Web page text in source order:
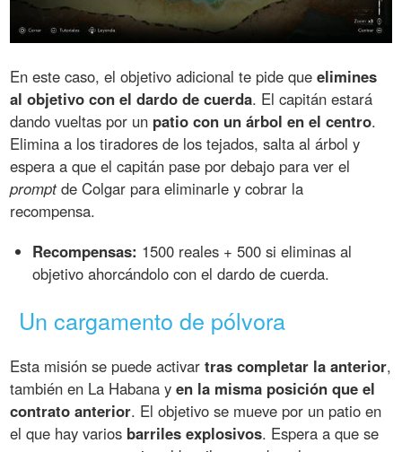
En este caso, el objetivo adicional te pide queelimines
al objetivo con el dardo de cuerda. El capitán estará
dando vueltas por un patio con un árbol en el centro.
Elimina a los tiradores de los tejados, salta al árbol y
espera a que el capitán pase por debajo para ver el
promptde Colgar para eliminarle y cobrar la
recompensa.
Recompensas: 1500 reales + 500 si eliminas al
objetivo ahorcándolo con el dardo de cuerda.
Un cargamento de pólvora
Esta misión se puede activartras completar la anterior,
también en La Habana yen la misma posición que el
contrato anterior. El objetivo se mueve por un patio en
el que hay varios barriles explosivos. Espera a que se